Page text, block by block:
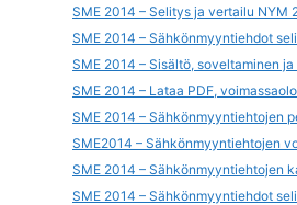
SME 2014 – Selitys ja vertailu NYM
SME 2014 – Sähkönmyyntiehdot
SME 2014 – Sisältö, soveltaminen
SME 2014 – Lataa PDF,
SME 2014 – Sähkönmyyntiehtojen
SME2014 – Sähkönmyyntiehtojen
SME 2014 – Sähkönmyyntiehtojen
SME 2014 – Sähkönmyyntiehdot